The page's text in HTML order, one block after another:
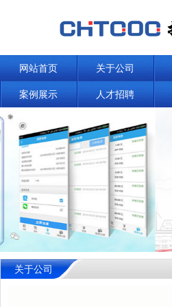
网站首页 关于公司
案例展示 人才招聘
关于公司